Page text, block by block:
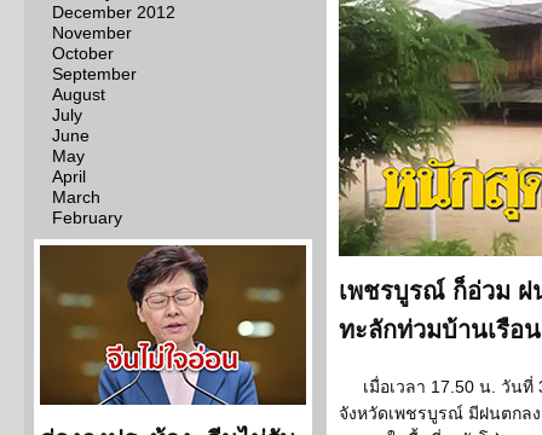
December 2012
November
October
September
August
July
June
May
April
March
February
เพชรบูรณ์ ก็อ่วม ฝ
ทะลักท่วมบ้านเรือ
เมื่อเวลา 17.50 น. วัน
จังหวัดเพชรบูรณ์ มีฝนตกล